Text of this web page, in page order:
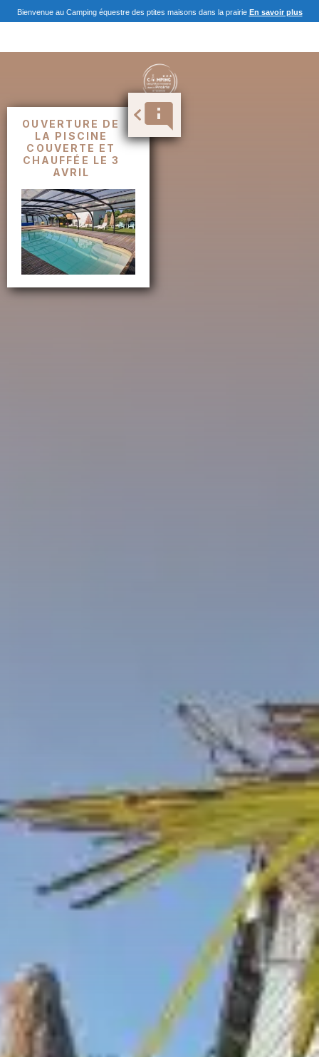
OUVERTURE DE
LA PISCINE
COUVERTE ET
CHAUFFÉE LE 3
AVRIL
Bienvenue au Camping équestre des ptites maisons dans la prairie En savoir plus